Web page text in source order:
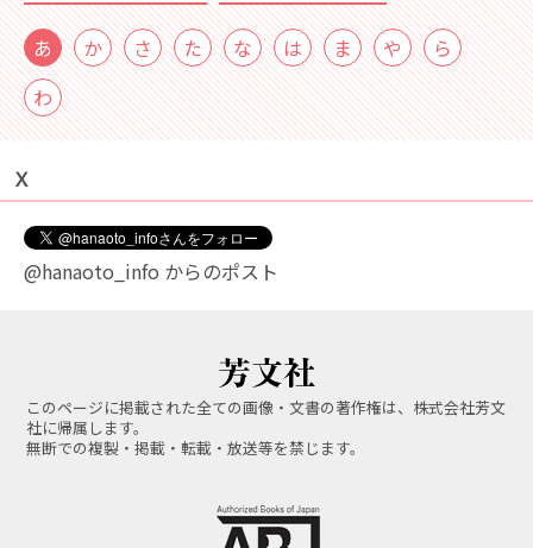
あ か さ た な は ま や
ら
わ
Ｘ
@hanaoto_info からのポスト
このページに掲載された全ての画像・文書の著作権は、株式会社芳文
社に帰属します。
無断での複製・掲載・転載・放送等を禁じます。